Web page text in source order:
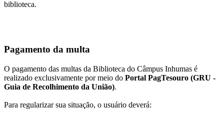
biblioteca.
Pagamento da multa
O pagamento das multas da Biblioteca do Câmpus Inhumas é
realizado exclusivamente por meio do Portal PagTesouro (GRU -
Guia de Recolhimento da União).
Para regularizar sua situação, o usuário deverá: